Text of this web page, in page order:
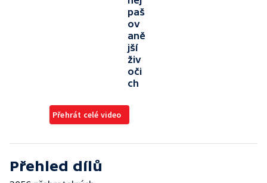
paš
ov
aně
jší
živ
oči
ch
Přehrát celé video
Přehled dílů